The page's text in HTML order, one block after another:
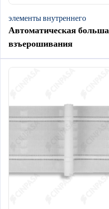
элементы внутреннего
Автоматическая
взъерошивания